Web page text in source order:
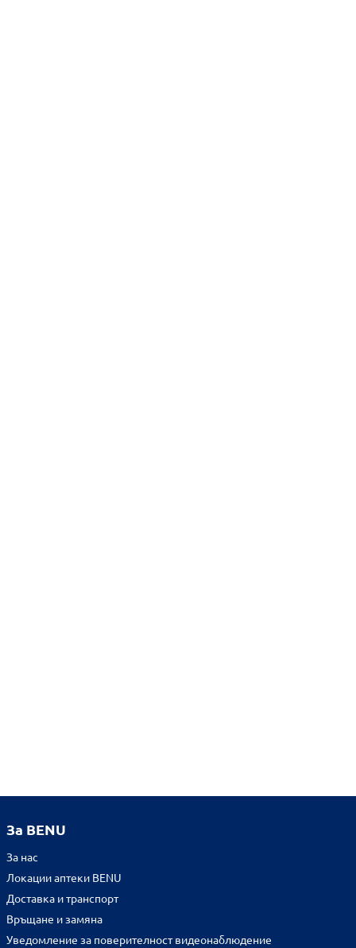
За BENU
За нас
Локации аптеки BENU
Доставка и транспорт
Връщане и замяна
Уведомление за поверителност видеонаблюдение